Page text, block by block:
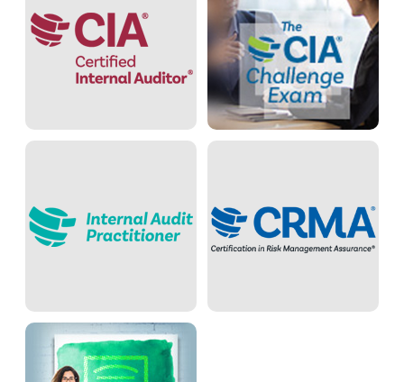
undefined undefined
undefined